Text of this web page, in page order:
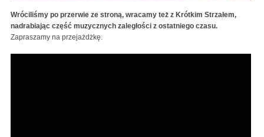
Wróciliśmy po przerwie ze stroną, wracamy też z Krótkim Strzałem,
nadrabiając część muzycznych zaległości z ostatniego czasu.
Zapraszamy na przejażdżkę.